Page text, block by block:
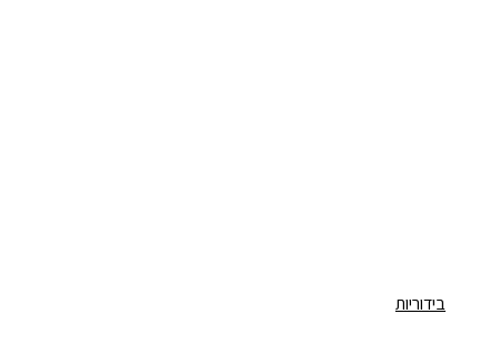
בידוריות